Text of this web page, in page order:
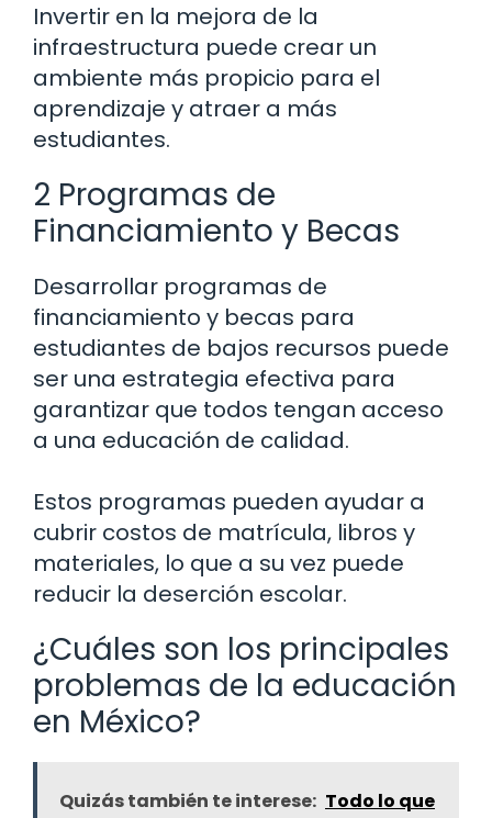
Invertir en la mejora de la
infraestructura puede crear un
ambiente más propicio para el
aprendizaje y atraer a más
estudiantes.
2 Programas de
Financiamiento y Becas
Desarrollar programas de
financiamiento y becas para
estudiantes de bajos recursos puede
ser una estrategia efectiva para
garantizar que todos tengan acceso
a una educación de calidad.
Estos programas pueden ayudar a
cubrir costos de matrícula, libros y
materiales, lo que a su vez puede
reducir la deserción escolar.
¿Cuáles son los principales
problemas de la educación
en México?
Quizás también te interese: Todo lo que